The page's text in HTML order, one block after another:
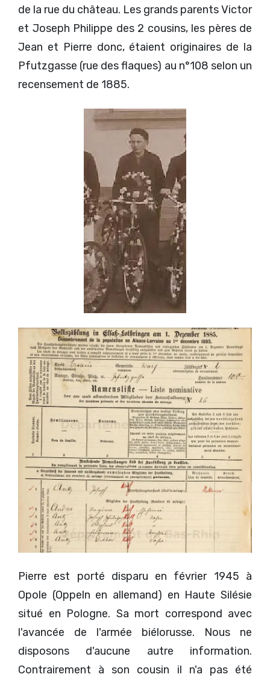
de la rue du château. Les grands parents Victor
et Joseph Philippe des 2 cousins, les pères de
Jean et Pierre donc, étaient originaires de la
Pfutzgasse (rue des flaques) au n°108 selon un
recensement de 1885.
Pierre est porté disparu en février 1945 à
Opole (Oppeln en allemand) en Haute Silésie
situé en Pologne. Sa mort correspond avec
l'avancée de l'armée biélorusse. Nous ne
disposons d'aucune autre information.
Contrairement à son cousin il n'a pas été